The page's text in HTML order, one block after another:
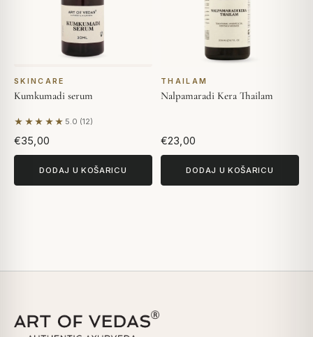
SKINCARE
Kumkumadi serum
★★★★★ 5.0 (12)
Na temelju 12 recenzija
€35,00
DODAJ U KOŠARICU
THAILAM
Nalpamaradi Kera Thailam
€23,00
DODAJ U KOŠARICU